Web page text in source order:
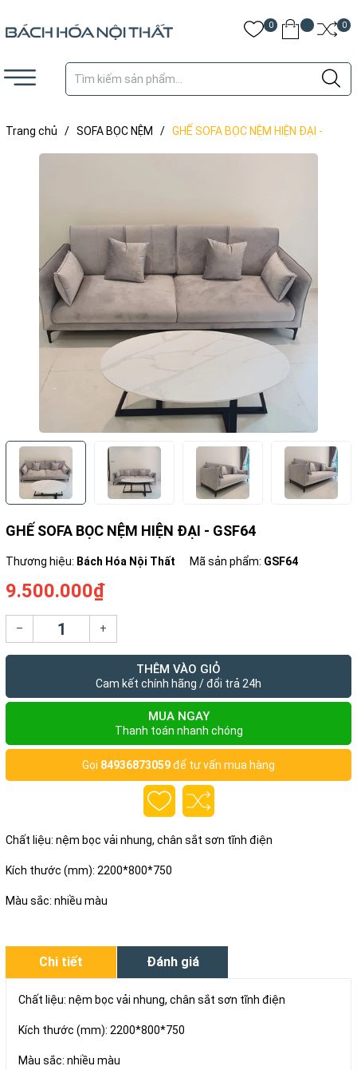
0 0
Trang chủ / SOFA BỌC NỆM / GHẾ SOFA BỌC NỆM HIỆN ĐẠI -
GHẾ SOFA BỌC NỆM HIỆN ĐẠI - GSF64
Thương hiệu: Bách Hóa Nội Thất Mã sản phẩm: GSF64
9.500.000₫
– +
THÊM VÀO GIỎ
Cam kết chính hãng / đổi trả 24h
MUA NGAY
Thanh toán nhanh chóng
Gọi 84936873059để tư vấn mua hàng
Chất liệu: nệm bọc vải nhung, chân sắt sơn tĩnh điện
Kích thước (mm): 2200*800*750
Màu sắc: nhiều màu
Chi tiết Đánh giá
Chất liệu: nệm bọc vải nhung, chân sắt sơn tĩnh điện
Kích thước (mm): 2200*800*750
Màu sắc: nhiều màu